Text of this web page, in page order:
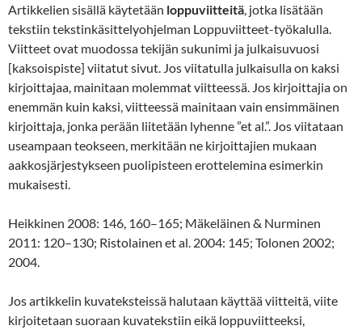
Artikkelien sisällä käytetään loppuviitteitä , jotka lisätään
tekstiin tekstinkäsittelyohjelman Loppuviitteet-työkalulla.
Viitteet ovat muodossa tekijän sukunimi ja julkaisuvuosi
[kaksoispiste] viitatut sivut. Jos viitatulla julkaisulla on kaksi
kirjoittajaa, mainitaan molemmat viitteessä. Jos kirjoittajia on
enemmän kuin kaksi, viitteessä mainitaan vain ensimmäinen
kirjoittaja, jonka perään liitetään lyhenne ”et al.”. Jos viitataan
useampaan teokseen, merkitään ne kirjoittajien mukaan
aakkosjärjestykseen puolipisteen erottelemina esimerkin
mukaisesti.
Heikkinen 2008: 146, 160–165; Mäkeläinen & Nurminen
2011: 120–130; Ristolainen et al. 2004: 145; Tolonen 2002;
2004.
Jos artikkelin kuvateksteissä halutaan käyttää viitteitä, viite
kirjoitetaan suoraan kuvatekstiin eikä loppuviitteeksi,